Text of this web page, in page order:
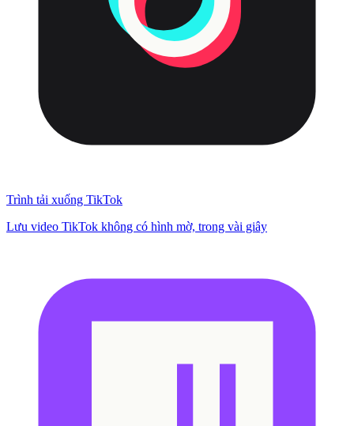
Trình tải xuống TikTok
Lưu video TikTok không có hình mờ, trong vài giây